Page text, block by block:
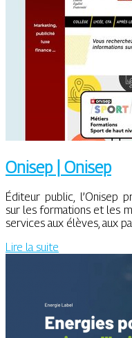
Onisep | Onisep
Éditeur public, l’Onisep
sur les formations et les
services aux élèves, aux
Lire la suite